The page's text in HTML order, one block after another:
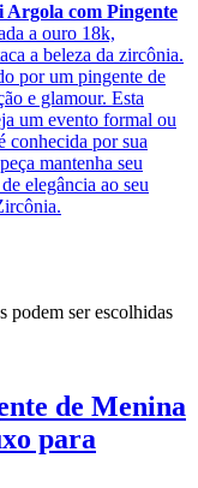
Argola com Pingente
a ouro 18k,
a beleza da zircônia.
por um pingente de
e glamour. Esta
um evento formal ou
conhecida por sua
mantenha seu
elegância ao seu
podem ser escolhidas
de Menina
para